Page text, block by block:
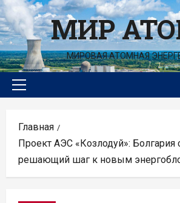
Перейти
к
содержимомуМИР
МИРОВАЯ АТОМНАЯ
Основное
Главная
Проект АЭС «Козлодуй»: Болгария
решающий шаг к новым